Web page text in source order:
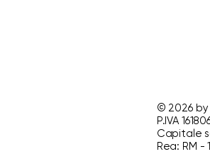
© 2026
P.IVA
Capitale
Rea: RM -